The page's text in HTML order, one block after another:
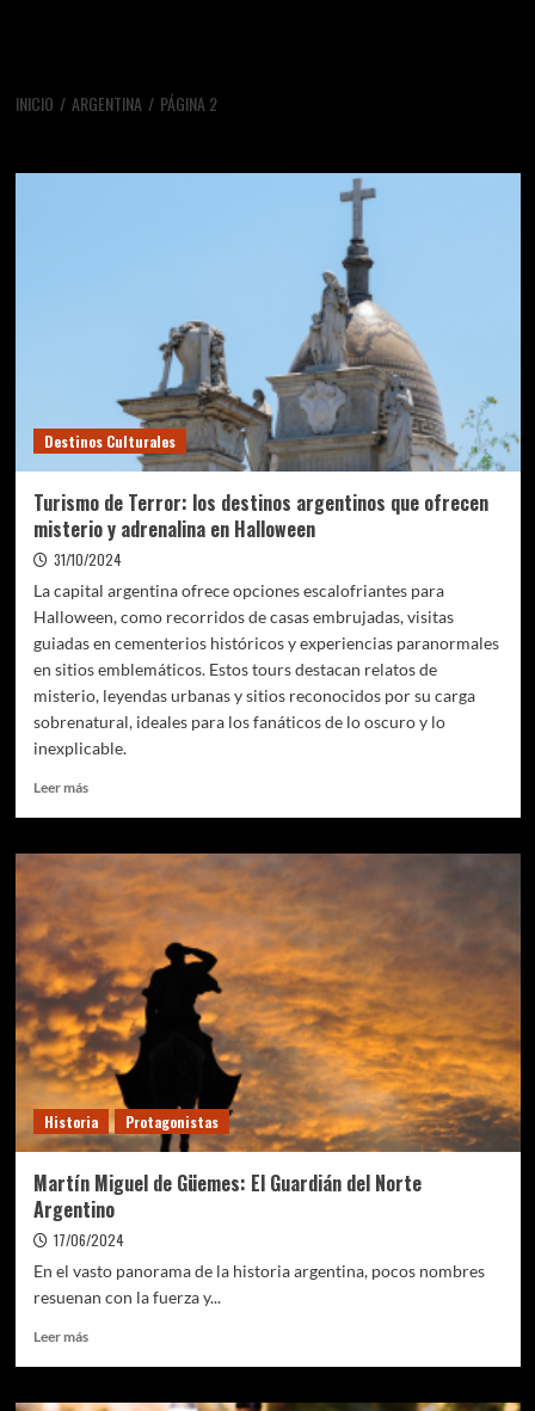
INICIO ARGENTINA PÁGINA 2
Destinos Culturales
Turismo de Terror: los destinos argentinos que ofrecen
misterio y adrenalina en Halloween
31/10/2024
La capital argentina ofrece opciones escalofriantes para
Halloween, como recorridos de casas embrujadas, visitas
guiadas en cementerios históricos y experiencias paranormales
en sitios emblemáticos. Estos tours destacan relatos de
misterio, leyendas urbanas y sitios reconocidos por su carga
sobrenatural, ideales para los fanáticos de lo oscuro y lo
inexplicable.
Leer másLeer
Turismo
de
Terror:
los
destinos
argentinos
que
ofrecen
misterio
y
adrenalina
en
Halloween
Historia Protagonistas
Martín Miguel de Güemes: El Guardián del Norte
Argentino
17/06/2024
En el vasto panorama de la historia argentina, pocos nombres
resuenan con la fuerza y...
Leer másLeer
Martín